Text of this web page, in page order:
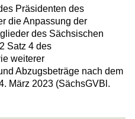
Präsidenten des
die Anpassung der
des Sächsischen
Satz 4 des
weiterer
Abzugsbeträge nach dem
März 2023 (SächsGVBl.